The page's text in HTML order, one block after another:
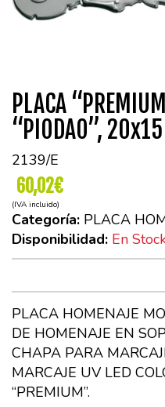
PLACA
“PIODAO”,
2139/E
60,02€
(IVA incluido)
Categoría: PLACA
Disponibilidad: En
PLACA HOMENAJE
DE HOMENAJE EN
CHAPA PARA
MARCAJE UV LED
“PREMIUM”.